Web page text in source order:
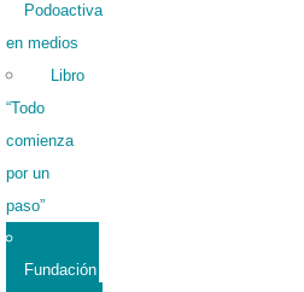
Podoactiva
en medios
Libro
“Todo
comienza
por un
paso”
Fundación